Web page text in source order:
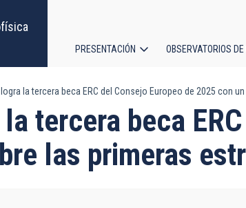
principal
PRESENTACIÓN OBSERVATORIOS
logra la tercera beca ERC del Consejo Europeo de 2025 con
tercera beca
las primeras